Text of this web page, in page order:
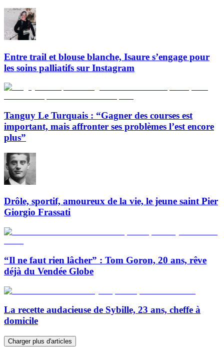
Entre trail et blouse blanche, Isaure s’engage pour
les soins palliatifs sur Instagram
Tanguy Le Turquais : “Gagner des courses est
important, mais affronter ses problèmes l’est encore
plus”
Drôle, sportif, amoureux de la vie, le jeune saint Pier
Giorgio Frassati
“Il ne faut rien lâcher” : Tom Goron, 20 ans, rêve
déjà du Vendée Globe
La recette audacieuse de Sybille, 23 ans, cheffe à
domicile
Charger plus d'articles